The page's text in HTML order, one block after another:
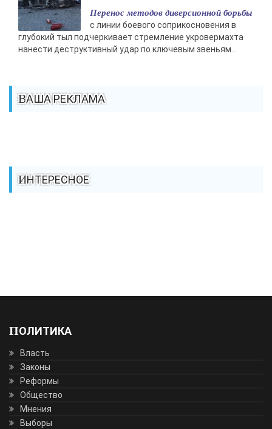
Перенос методов диверсионной борьбы
с линии боевого соприкосновения в
глубокий тыл подчеркивает стремление укровермахта
нанести деструктивный удар по ключевым звеньям...
ВАША РЕКЛАМА
ИНТЕРЕСНОЕ
ПОЛИТИКА
Власть
Законы
Реформы
Общество
Мнения
Выборы